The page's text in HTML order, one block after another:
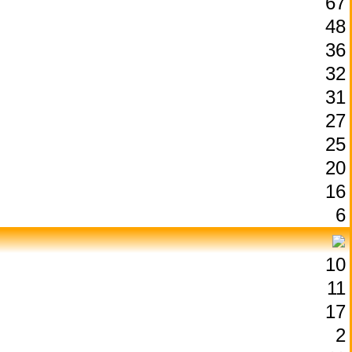
48
36
32
31
27
25
20
16
6
10
11
17
2